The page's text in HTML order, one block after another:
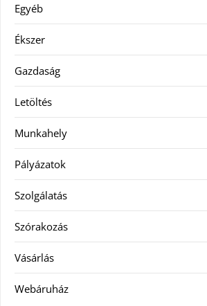
Egyéb
Ékszer
Gazdaság
Letöltés
Munkahely
Pályázatok
Szolgálatás
Szórakozás
Vásárlás
Webáruház